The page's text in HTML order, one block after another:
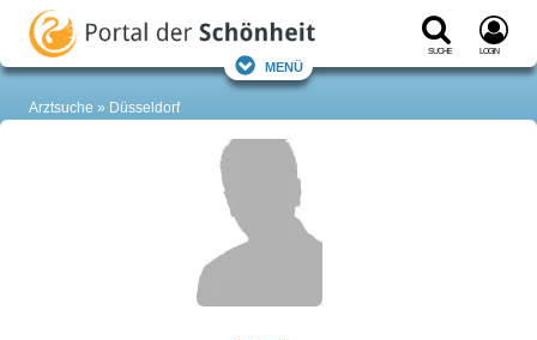
Suche Login
Menü
Arztsuche Düsseldorf